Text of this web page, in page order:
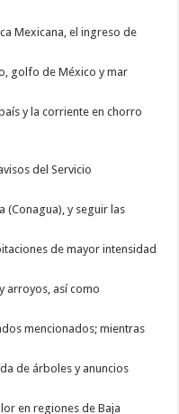
Mexicana, el ingreso de
golfo de México y mar
y la corriente en chorro
del Servicio
(Conagua), y seguir las
de mayor intensidad
arroyos, así como
mencionados; mientras
de árboles y anuncios
en regiones de Baja